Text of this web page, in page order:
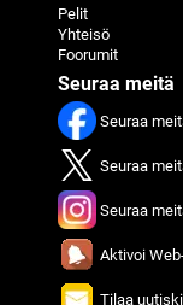
Pelit
Yhteisö
Foorumit
Seuraa meitä
Seuraa
Seuraa
Seuraa
Aktivoi
Tilaa